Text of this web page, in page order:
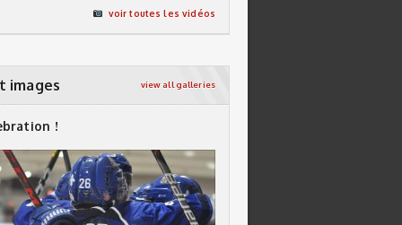
voir toutes les vidéos
images view all galleries
!